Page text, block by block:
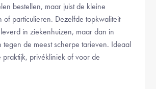
bestellen, maar juist de kleine
of particulieren. Dezelfde topkwaliteit
in ziekenhuizen, maar dan in
tegen de meest scherpe tarieven. Ideaal
privékliniek of voor de